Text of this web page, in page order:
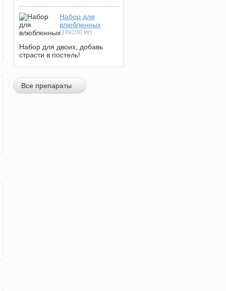
Набор для
влюбленных
(10х100 мг)
Набор для двоих, добавь
страсти в постель!
Все препараты